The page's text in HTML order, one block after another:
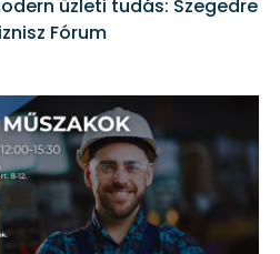
üzleti tudás: Szegedre
Fórum